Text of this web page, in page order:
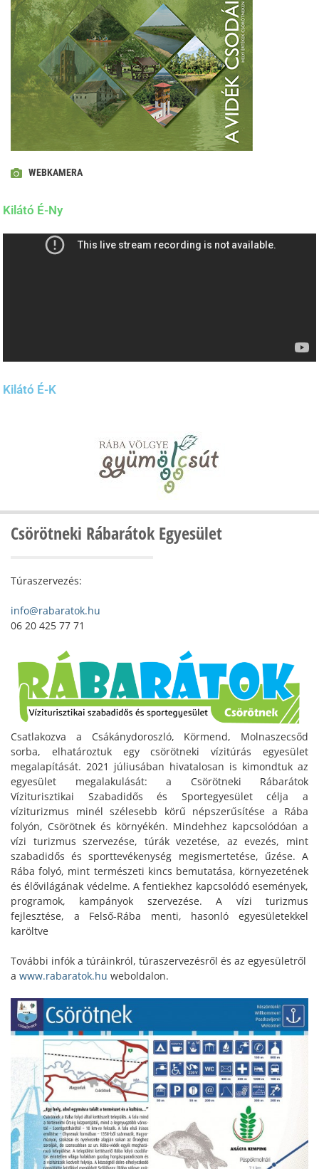
WEBKAMERA
Kilátó É-Ny
Kilátó É-K
Csörötneki Rábarátok Egyesület
Túraszervezés:
info@rabaratok.hu
06 20 425 77 71
Csatlakozva a Csákánydoroszló, Körmend, Molnaszecsőd
sorba, elhatároztuk egy csörötneki vízitúrás egyesület
megalapítását. 2021 júliusában hivatalosan is kimondtuk az
egyesület megalakulását: a Csörötneki Rábarátok
Víziturisztikai Szabadidős és Sportegyesület célja a
víziturizmus minél szélesebb körű népszerűsítése a Rába
folyón, Csörötnek és környékén. Mindehhez kapcsolódóan a
vízi turizmus szervezése, túrák vezetése, az evezés, mint
szabadidős és sporttevékenység megismertetése, űzése. A
Rába folyó, mint természeti kincs bemutatása, környezetének
és élővilágának védelme. A fentiekhez kapcsolódó események,
programok, kampányok szervezése. A vízi turizmus
fejlesztése, a Felső-Rába menti, hasonló egyesületekkel
karöltve
További infók a túráinkról, túraszervezésről és az egyesületről
a www.rabaratok.hu weboldalon.